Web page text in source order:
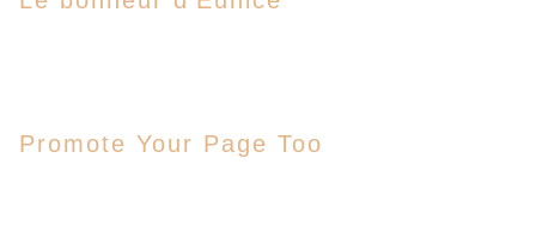
Promote Your Page Too